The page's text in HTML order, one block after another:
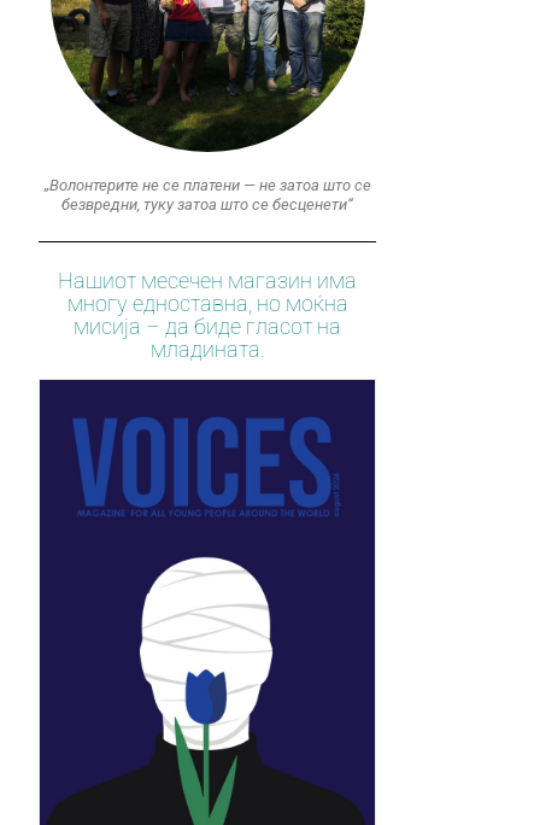
„Волонтерите не се платени — не затоа што се
безвредни, туку затоа што се бесценети“
Нашиот месечен магазин има
многу едноставна, но моќна
мисија – да биде гласот на
младината.